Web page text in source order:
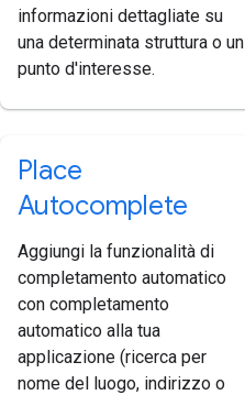
informazioni dettagliate su
una determinata struttura o un
punto d'interesse.
Place
Autocomplete
Aggiungi la funzionalità di
completamento automatico
con completamento
automatico alla tua
applicazione (ricerca per
nome del luogo, indirizzo o